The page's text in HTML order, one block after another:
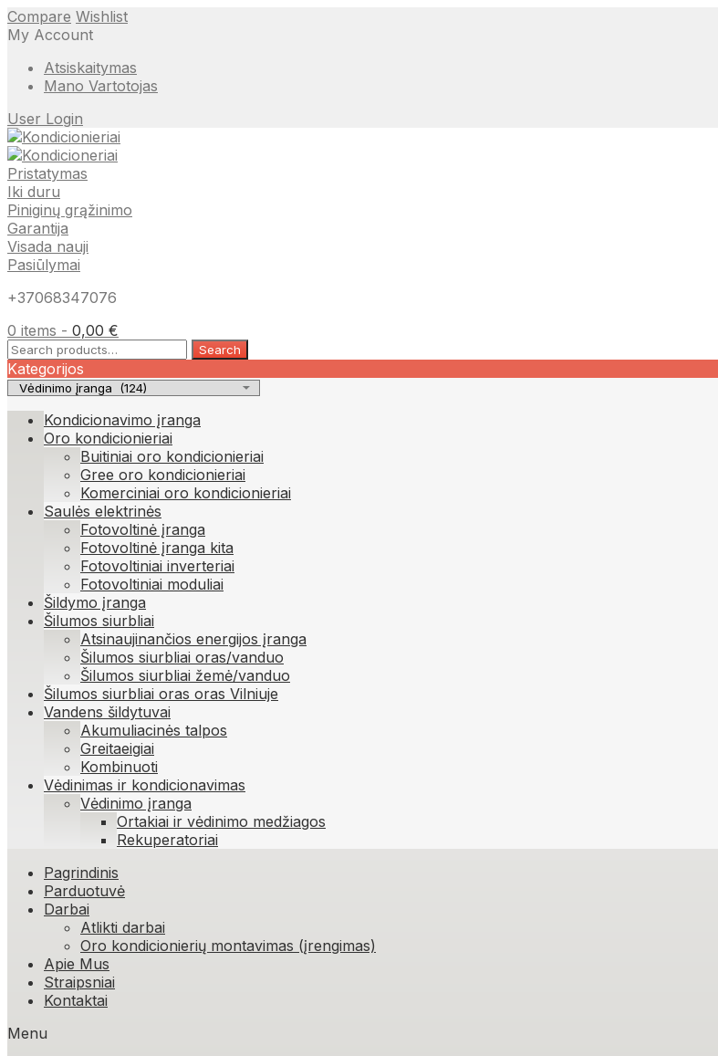
Compare Wishlist
My Account
Atsiskaitymas
Mano Vartotojas
User Login
Pristatymas
Iki duru
Piniginų grąžinimo
Garantija
Visada nauji
Pasiūlymai
+37068347076
0 items - 0,00 €
Search
for:
Search
Kategorijos
Kondicionavimo įranga
Oro kondicionieriai
Buitiniai oro kondicionieriai
Gree oro kondicionieriai
Komerciniai oro kondicionieriai
Saulės elektrinės
Fotovoltinė įranga
Fotovoltinė įranga kita
Fotovoltiniai inverteriai
Fotovoltiniai moduliai
Šildymo įranga
Šilumos siurbliai
Atsinaujinančios energijos įranga
Šilumos siurbliai oras/vanduo
Šilumos siurbliai žemė/vanduo
Šilumos siurbliai oras oras Vilniuje
Vandens šildytuvai
Akumuliacinės talpos
Greitaeigiai
Kombinuoti
Vėdinimas ir kondicionavimas
Vėdinimo įranga
Ortakiai ir vėdinimo medžiagos
Rekuperatoriai
Skip
content
Pagrindinis
Parduotuvė
Darbai
Atlikti darbai
Oro kondicionierių montavimas (įrengimas)
Apie Mus
Straipsniai
Kontaktai
Menu